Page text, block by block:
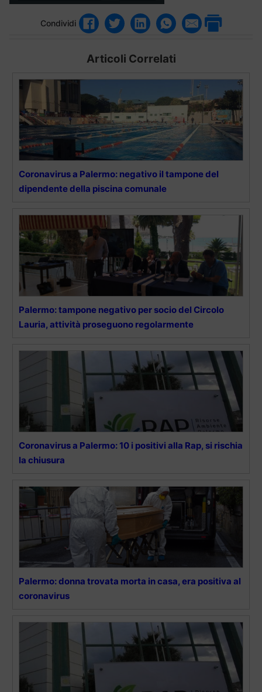
Condividi
Articoli Correlati
Coronavirus a Palermo: negativo il tampone del
dipendente della piscina comunale
Palermo: tampone negativo per socio del Circolo
Lauria, attività proseguono regolarmente
Coronavirus a Palermo: 10 i positivi alla Rap, si rischia
la chiusura
Palermo: donna trovata morta in casa, era positiva al
coronavirus